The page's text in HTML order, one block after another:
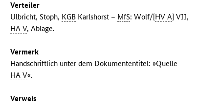
Verteiler
Ulbricht, Stoph, KGB Karlshorst – MfS: Wolf/[HV A] VII,
HA V, Ablage.
Vermerk
Handschriftlich unter dem Dokumententitel: »Quelle
HA V«.
Verweis